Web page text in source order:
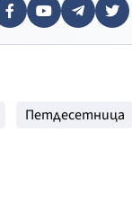
Петдесетница